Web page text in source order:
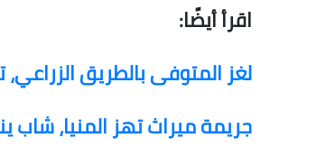
اقرأ أيضًا:
لغز المتوفى بالطريق
جريمة ميراث تهز المنيا،